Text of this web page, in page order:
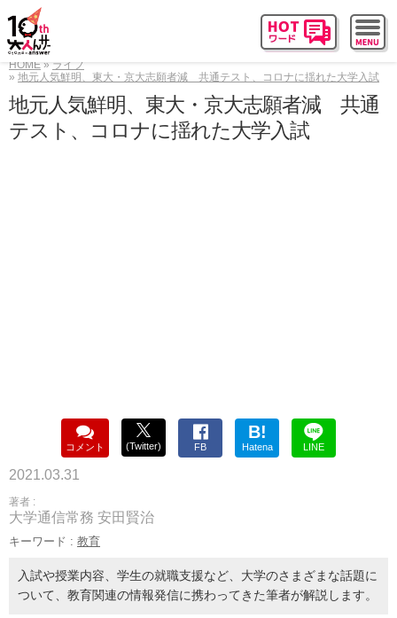
HOME
ライフ
地元人気鮮明、東大・京大志願者減 共通テスト、コロナに揺れた大学入試
地元人気鮮明、東大・京大志願者減 共通
テスト、コロナに揺れた大学入試
コメント (Twitter) FB
B!
Hatena LINE
2021.03.31
著者 :
大学通信常務 安田賢治
キーワード : 教育
入試や授業内容、学生の就職支援など、大学のさまざまな話題に
ついて、教育関連の情報発信に携わってきた筆者が解説します。